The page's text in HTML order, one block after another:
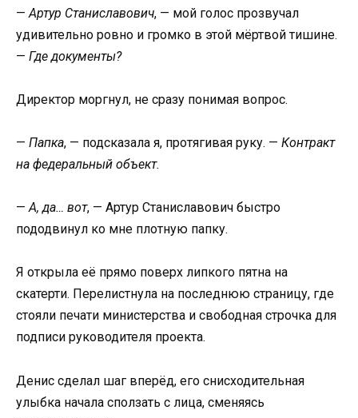
— Артур Станиславович, — мой голос прозвучал
удивительно ровно и громко в этой мёртвой тишине.
— Где документы?
Директор моргнул, не сразу понимая вопрос.
— Папка, — подсказала я, протягивая руку. — Контракт
на федеральный объект.
—А, да… вот, — Артур Станиславович быстро
пододвинул ко мне плотную папку.
Я открыла её прямо поверх липкого пятна на
скатерти. Перелистнула на последнюю страницу, где
стояли печати министерства и свободная строчка для
подписи руководителя проекта.
Денис сделал шаг вперёд, его снисходительная
улыбка начала сползать с лица, сменяясь